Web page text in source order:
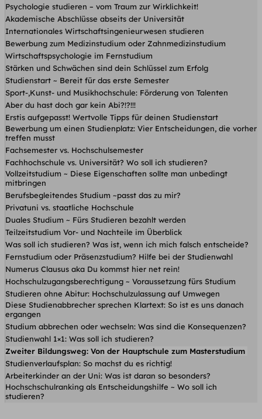
Psychologie studieren – vom Traum zur Wirklichkeit!
Akademische Abschlüsse abseits der Universität
Internationales Wirtschaftsingenieurwesen studieren
Bewerbung zum Medizinstudium oder Zahnmedizinstudium
Wirtschaftspsychologie im Fernstudium
Stärken und Schwächen sind dein Schlüssel zum Erfolg
Studienstart ~ Bereit für das erste Semester
Sport-,Kunst- und Musikhochschule: Förderung von Talenten
Aber du hast doch gar kein Abi?!?!!!
Erstis aufgepasst! Wertvolle Tipps für deinen Studienstart
Bewerbung um einen Studienplatz: Vier Entscheidungen, die vorher
treffen musst
Fachsemester vs. Hochschulsemester
Fachhochschule vs. Universität? Wo soll ich studieren?
Vollzeitstudium ~ Diese Eigenschaften sollte man unbedingt
mitbringen
Berufsbegleitendes Studium ~passt das zu mir?
Privatuni vs. staatliche Hochschule
Duales Studium ~ Fürs Studieren bezahlt werden
Teilzeitstudium Vor- und Nachteile im Überblick
Was soll ich studieren? Was ist, wenn ich mich falsch entscheide?
Fernstudium oder Präsenzstudium? Hilfe bei der Studienwahl
Numerus Clausus aka Du kommst hier net rein!
Hochschulzugangsberechtigung ~ Voraussetzung fürs Studium
Studieren ohne Abitur: Hochschulzulassung auf Umwegen
Diese Studienabbrecher sprechen Klartext: So ist es uns danach
ergangen
Studium abbrechen oder wechseln: Was sind die Konsequenzen?
Studienwahl 1×1: Was soll ich studieren?
Zweiter Bildungsweg: Von der Hauptschule zum Masterstudium
Studienverlaufsplan: So machst du es richtig!
Arbeiterkinder an der Uni: Was ist daran so besonders?
Hochschschulranking als Entscheidungshilfe ~ Wo soll ich
studieren?